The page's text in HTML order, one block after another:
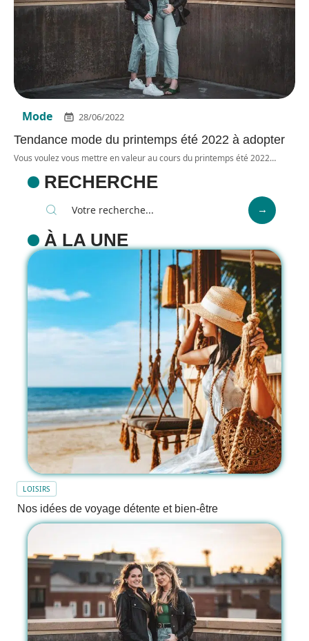
Mode 28/06/2022
Tendance mode du printemps été 2022 à adopter
Vous voulez vous mettre en valeur au cours du printemps été 2022…
RECHERCHE
À LA UNE
LOISIRS
Nos idées de voyage détente et bien-être